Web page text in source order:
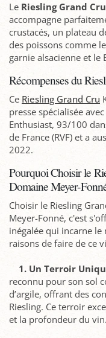
Le Riesling Grand
accompagne
crustacés, un plateau
des poissons comme
garnie alsacienne et le
Récompenses du
Ce Riesling Grand Cru
presse spécialisée
Enthusiast, 93/100
de France (RVF) et a
2022.
Pourquoi Choisir le
Domaine Meyer-
Choisir le Riesling
Meyer-Fonné, c'est
inégalée qui incarne
raisons de faire de ce
1. Un Terroir
reconnu pour son sol
d’argile, offrant des
Riesling. Ce terroir
et la profondeur du vin.